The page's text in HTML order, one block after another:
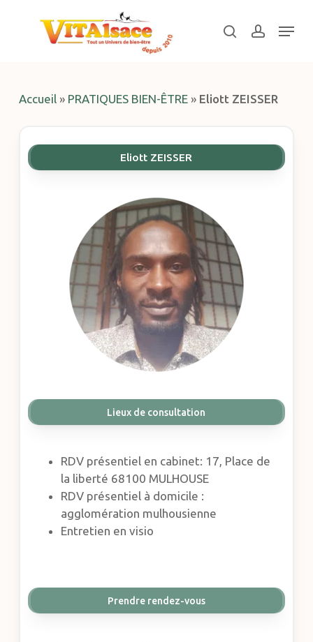
searchaccount
Menu
Accueil» PRATIQUES BIEN-ÊTRE» Eliott ZEISSER
Eliott ZEISSER
Lieux de consultation
RDV présentiel en cabinet: 17, Place de
la liberté 68100 MULHOUSE
RDV présentiel à domicile :
agglomération mulhousienne
Entretien en visio
Prendre rendez-vous